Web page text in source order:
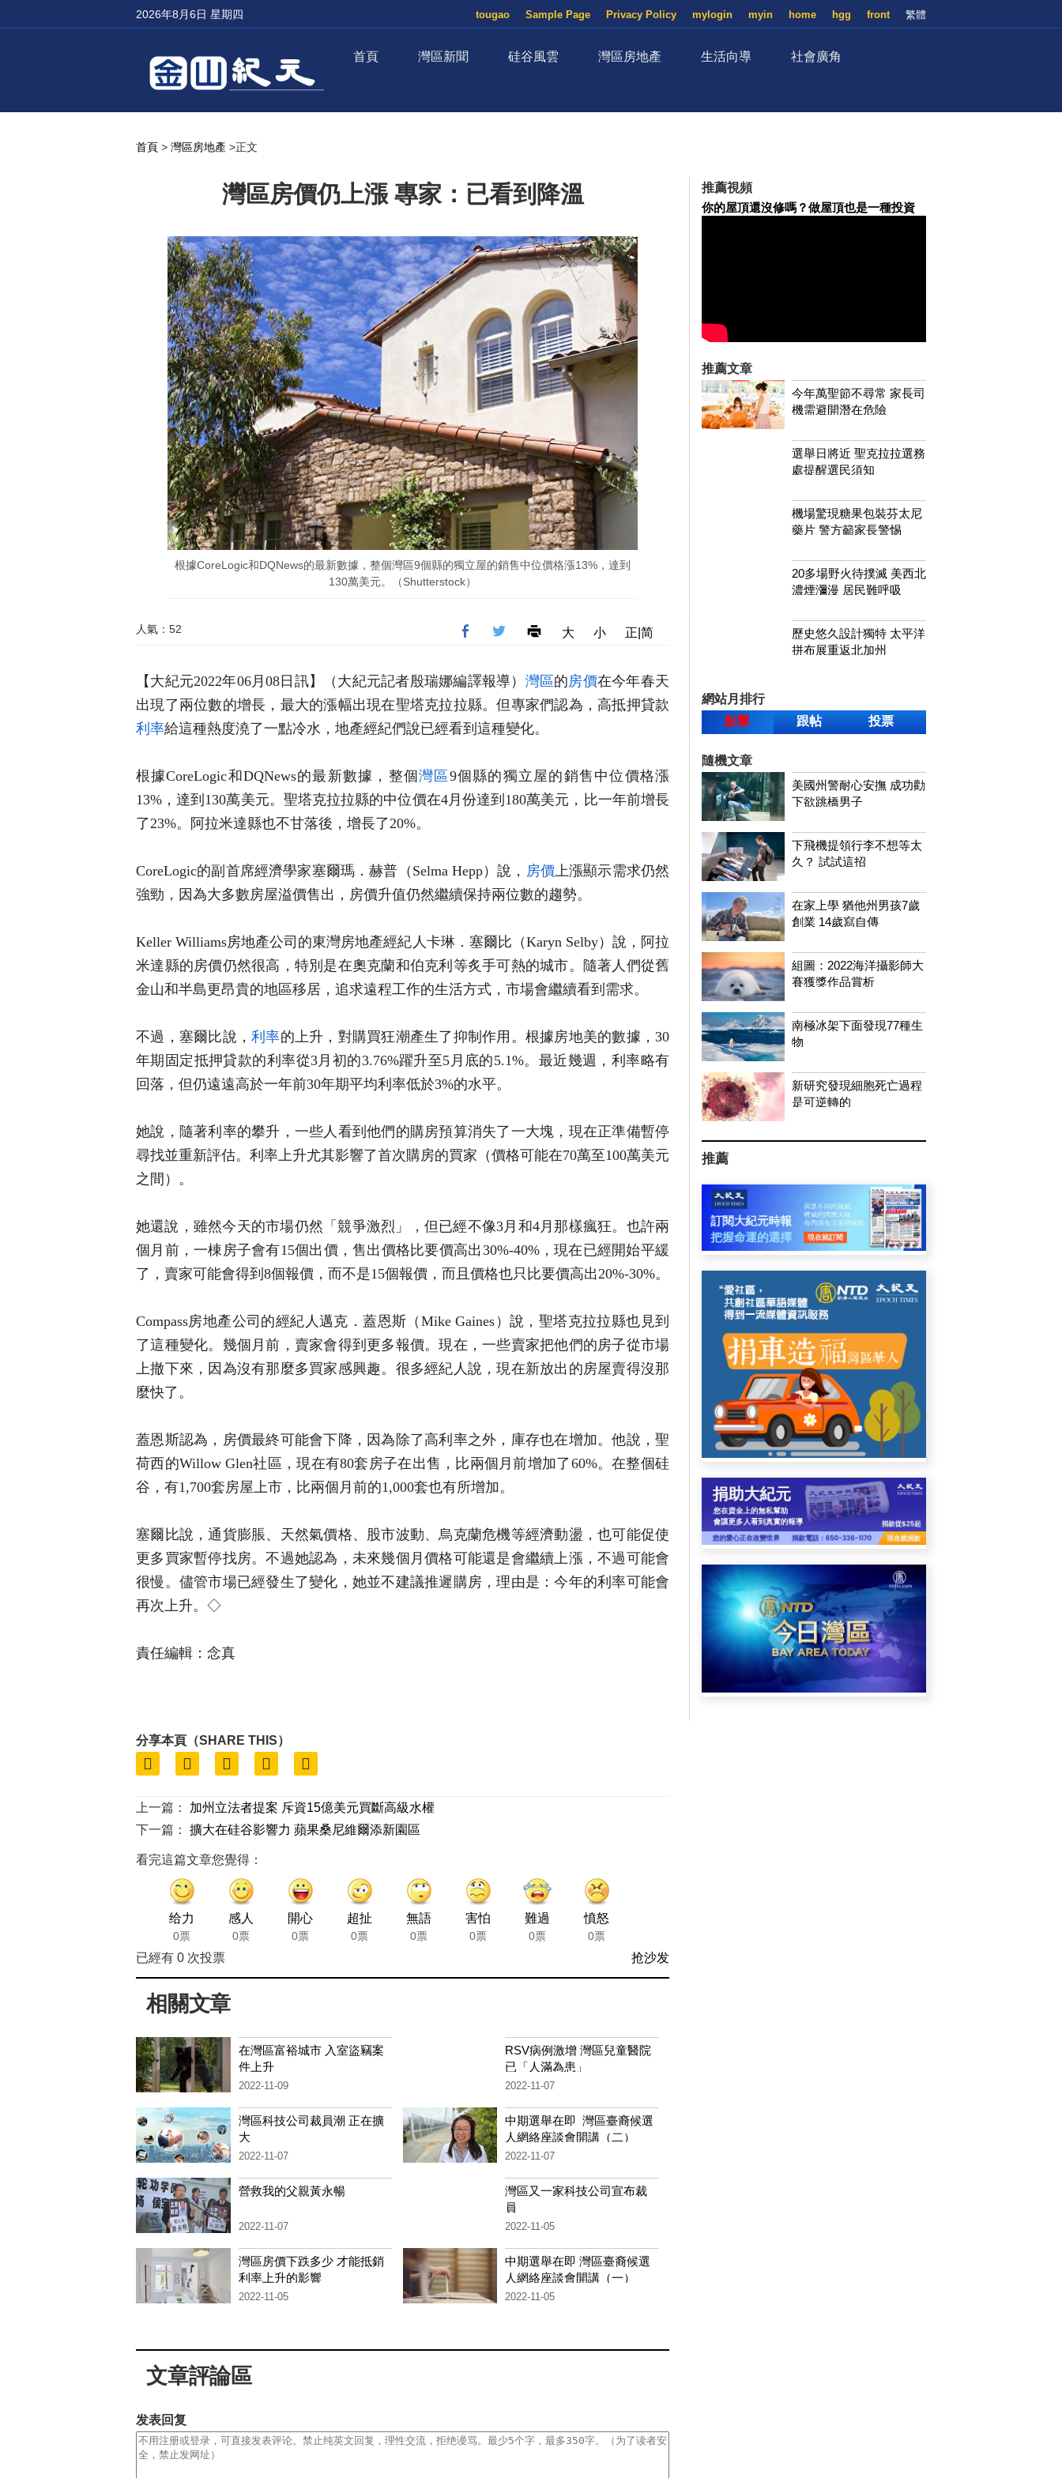
2026年8月6日 星期四 繁體
front
hgg
home
myin
mylogin
Privacy Policy
Sample Page
tougao
首頁 灣區新聞 硅谷風雲 灣區房地產 生活向導 社會廣角
首頁 > 灣區房地產 >正文
灣區房價仍上漲 專家：已看到降溫
根據CoreLogic和DQNews的最新數據，整個灣區9個縣的獨立屋的銷售中位價格漲13%，達到
130萬美元。（Shutterstock）
人氣：52 大 小 正|简
【大紀元2022年06月08日訊】（大紀元記者殷瑞娜編譯報導） 灣區的房價在今年春天
出現了兩位數的增長，最大的漲幅出現在聖塔克拉拉縣。但專家們認為，高抵押貸款
利率給這種熱度澆了一點冷水，地產經紀們說已經看到這種變化。
根據CoreLogic和DQNews的最新數據，整個灣區9個縣的獨立屋的銷售中位價格漲
13%，達到130萬美元。聖塔克拉拉縣的中位價在4月份達到180萬美元，比一年前增長
了23%。阿拉米達縣也不甘落後，增長了20%。
CoreLogic的副首席經濟學家塞爾瑪．赫普（Selma Hepp）說， 房價上漲顯示需求仍然
強勁，因為大多數房屋溢價售出，房價升值仍然繼續保持兩位數的趨勢。
Keller Williams房地產公司的東灣房地產經紀人卡琳．塞爾比（Karyn Selby）說，阿拉
米達縣的房價仍然很高，特別是在奧克蘭和伯克利等炙手可熱的城市。隨著人們從舊
金山和半島更昂貴的地區移居，追求遠程工作的生活方式，市場會繼續看到需求。
不過，塞爾比說， 利率的上升，對購買狂潮產生了抑制作用。根據房地美的數據，30
年期固定抵押貸款的利率從3月初的3.76%躍升至5月底的5.1%。最近幾週，利率略有
回落，但仍遠遠高於一年前30年期平均利率低於3%的水平。
她說，隨著利率的攀升，一些人看到他們的購房預算消失了一大塊，現在正準備暫停
尋找並重新評估。利率上升尤其影響了首次購房的買家（價格可能在70萬至100萬美元
之間）。
她還說，雖然今天的市場仍然「競爭激烈」，但已經不像3月和4月那樣瘋狂。也許兩
個月前，一棟房子會有15個出價，售出價格比要價高出30%-40%，現在已經開始平緩
了，賣家可能會得到8個報價，而不是15個報價，而且價格也只比要價高出20%-30%。
Compass房地產公司的經紀人邁克．蓋恩斯（Mike Gaines）說，聖塔克拉拉縣也見到
了這種變化。幾個月前，賣家會得到更多報價。現在，一些賣家把他們的房子從市場
上撤下來，因為沒有那麼多買家感興趣。很多經紀人說，現在新放出的房屋賣得沒那
麼快了。
蓋恩斯認為，房價最終可能會下降，因為除了高利率之外，庫存也在增加。他說，聖
荷西的Willow Glen社區，現在有80套房子在出售，比兩個月前增加了60%。在整個硅
谷，有1,700套房屋上市，比兩個月前的1,000套也有所增加。
塞爾比說，通貨膨脹、天然氣價格、股市波動、烏克蘭危機等經濟動盪，也可能促使
更多買家暫停找房。不過她認為，未來幾個月價格可能還是會繼續上漲，不過可能會
很慢。儘管市場已經發生了變化，她並不建議推遲購房，理由是：今年的利率可能會
再次上升。◇
責任編輯：念真
分享本頁（SHARE THIS）
上一篇：
加州立法者提案 斥資15億美元買斷高級水權
下一篇：
擴大在硅谷影響力 蘋果桑尼維爾添新園區
看完這篇文章您覺得：
给力
0票
感人
0票
開心
0票
超扯
0票
無語
0票
害怕
0票
難過
0票
憤怒
0票
已經有 0 次投票 抢沙发
相關文章
在灣區富裕城市 入室盜竊案
件上升
2022-11-09
RSV病例激增 灣區兒童醫院
已「人滿為患」
2022-11-07
灣區科技公司裁員潮 正在擴
大
2022-11-07
中期選舉在即 灣區臺裔候選
人網絡座談會開講（二）
2022-11-07
營救我的父親黃永暢
2022-11-07
灣區又一家科技公司宣布裁
員
2022-11-05
灣區房價下跌多少 才能抵銷
利率上升的影響
2022-11-05
中期選舉在即 灣區臺裔候選
人網絡座談會開講（一）
2022-11-05
文章評論區
发表回复
推薦視頻
你的屋頂還沒修嗎？做屋頂也是一種投資
推薦文章
今年萬聖節不尋常 家長司
機需避開潛在危險
選舉日將近 聖克拉拉選務
處提醒選民須知
機場驚現糖果包裝芬太尼
藥片 警方籲家長警惕
20多場野火待撲滅 美西北
濃煙瀰漫 居民難呼吸
歷史悠久設計獨特 太平洋
拼布展重返北加州
網站月排行
點擊
跟帖 投票
隨機文章
美國州警耐心安撫 成功勸
下欲跳橋男子
下飛機提領行李不想等太
久？ 試試這招
在家上學 猶他州男孩7歲
創業 14歲寫自傳
組圖：2022海洋攝影師大
賽獲獎作品賞析
南極冰架下面發現77種生
物
新研究發現細胞死亡過程
是可逆轉的
推薦